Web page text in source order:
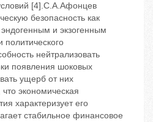
[4].С.А.Афонцев
безопасность как
и экзогенным
политического
нейтрализовать
появления шоковых
ущерб от них
экономическая
характеризует его
стабильное финансовое